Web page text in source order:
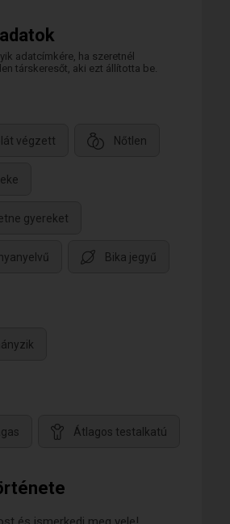
adatcímkére, ha szeretnél
társkeresőt, aki ezt állította be.
végzett Nőtlen
gyereket
Bika jegyű
Átlagos testalkatú